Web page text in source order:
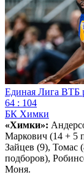
Единая Лига ВТБ
64 : 104
БК Химки
«Химки»:
Маркович (14 + 5
Зайцев (9), Томас
подборов),
Моня.